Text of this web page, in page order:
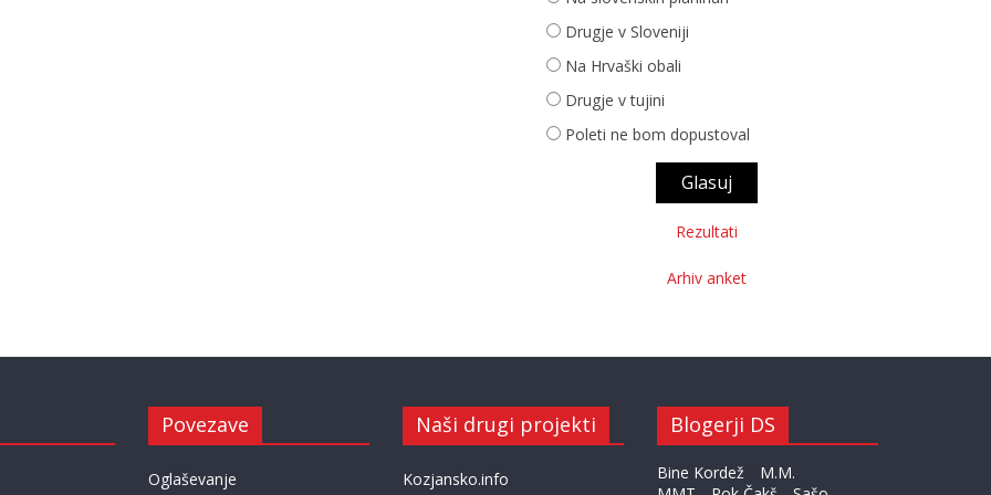
Drugje v Sloveniji
Na Hrvaški obali
Drugje v tujini
Poleti ne bom dopustoval
Rezultati
Arhiv anket
Povezave
Oglaševanje
Naši drugi projekti
Kozjansko.info
Blogerji DS
Bine Kordež
M.M.